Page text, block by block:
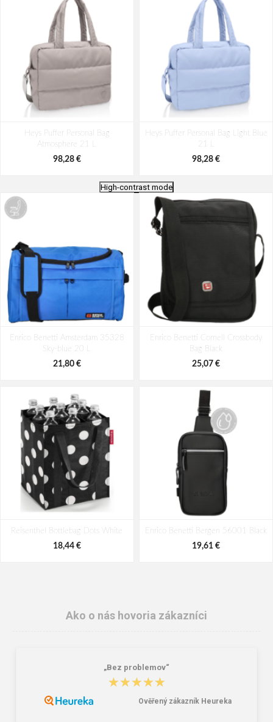
Heys Puffer Personal Bag
Atmosphere 21 L
98,28 €
Heys Puffer Personal Bag Light Blue
21 L
98,28 €
21 L
98,28 € 98,28 €
High-contrast mode
Enrico Benetti Amsterdam 35328
Sky-blue 20 L
21,80 €
Enrico Benetti Cornell Crossbody
Bag Black
25,07 €
Reisenthel Bottlebag Dots White
18,44 €
Enrico Benetti Bergen 56001 Black
19,61 €
Ako o nás hovoria zákazníci
„Bez problemov“
★★★★★
★★★★★
Ověřený zákazník Heureka